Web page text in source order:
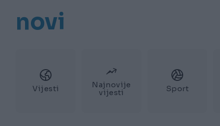
novi
Vijesti
Najnovije
vijesti
Sport